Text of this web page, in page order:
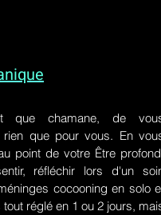
que chamane, de
que pour vous. En
point de votre Être
réfléchir lors d'un
cocooning en solo
réglé en 1 ou 2 jours,